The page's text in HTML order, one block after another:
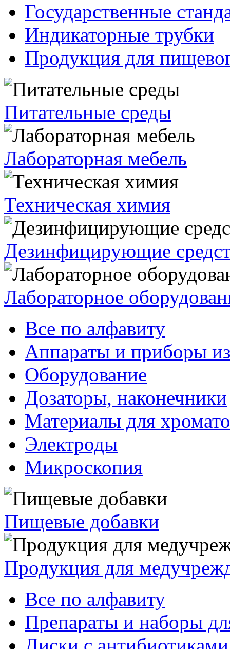
Государственные
Индикаторные трубки
Продукция для
Питательные среды
Лабораторная мебель
Техническая химия
Дезинфицирующие
Лабораторное
Все по алфавиту
Аппараты и приборы из
Оборудование
Дозаторы, наконечники
Материалы для
Электроды
Микроскопия
Пищевые добавки
Продукция для
Все по алфавиту
Препараты и наборы